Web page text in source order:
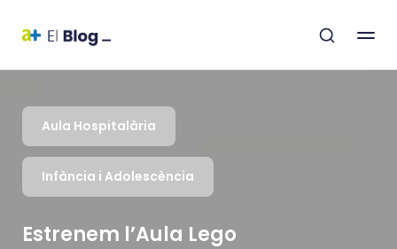
Aula Hospitalària
Infància i Adolescència
Estrenem l’Aula Lego